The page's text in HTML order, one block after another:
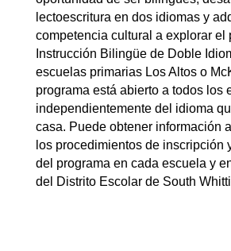
lectoescritura en dos idiomas y
competencia cultural a explorar el
Instrucción Bilingüe de Doble
escuelas primarias Los Altos o
programa está abierto a todos los
independientemente del idioma
casa. Puede obtener información
los procedimientos de inscripción
del programa en cada escuela y
del Distrito Escolar de South